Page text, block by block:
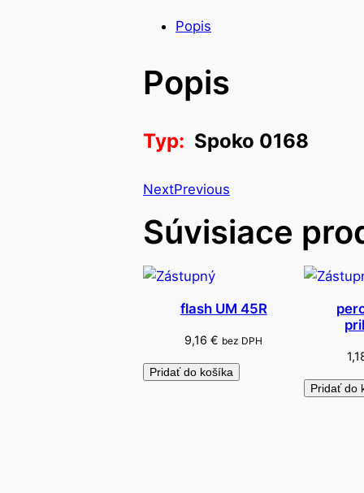
Popis
Popis
Typ: Spoko 0168
NextPrevious
Súvisiace
flash UM 45R
9,16€ bez DPH
Pridať do košíka
Pridať do